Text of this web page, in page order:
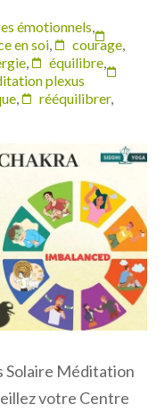
émotionnels,
en soi, courage,
, équilibre,
plexus
, rééquilibrer,
Solaire Méditation
votre Centre